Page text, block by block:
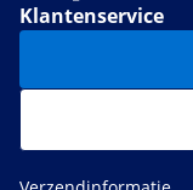
Klantenservice